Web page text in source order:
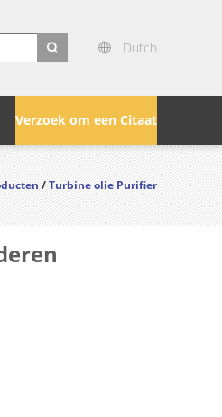
Dutch
Verzoek om een Citaat
/Turbine olie Purifier